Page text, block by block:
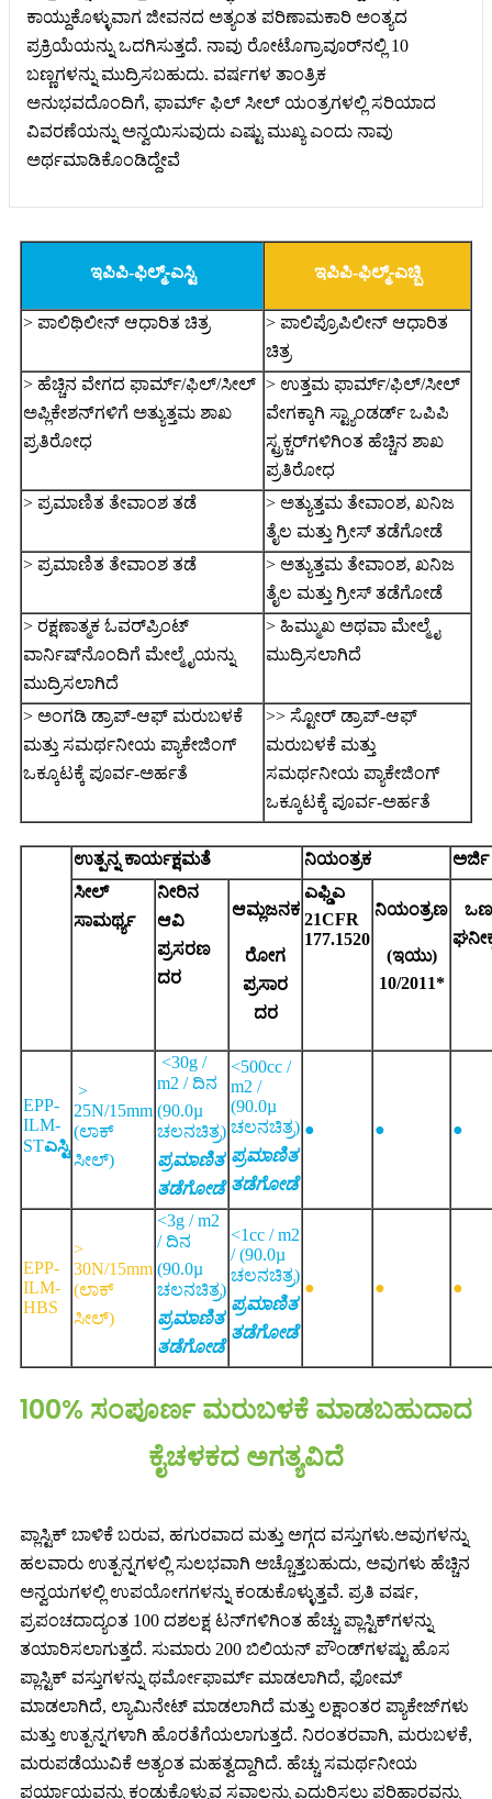
ಕಾಯ್ದುಕೊಳ್ಳುವಾಗ ಜೀವನದ ಅತ್ಯಂತ ಪರಿಣಾಮಕಾರಿ ಅಂತ್ಯದ
ಪ್ರಕ್ರಿಯೆಯನ್ನು ಒದಗಿಸುತ್ತದೆ. ನಾವು ರೋಟೊಗ್ರಾವೂರ್‌ನಲ್ಲಿ 10
ಬಣ್ಣಗಳನ್ನು ಮುದ್ರಿಸಬಹುದು. ವರ್ಷಗಳ ತಾಂತ್ರಿಕ
ಅನುಭವದೊಂದಿಗೆ, ಫಾರ್ಮ್ ಫಿಲ್ ಸೀಲ್ ಯಂತ್ರಗಳಲ್ಲಿ ಸರಿಯಾದ
ವಿವರಣೆಯನ್ನು ಅನ್ವಯಿಸುವುದು ಎಷ್ಟು ಮುಖ್ಯ ಎಂದು ನಾವು
ಅರ್ಥಮಾಡಿಕೊಂಡಿದ್ದೇವೆ
ಇಪಿಪಿ-ಫಿಲ್ಮ್-ಎಸ್ಟಿ ಇಪಿಪಿ-ಫಿಲ್ಮ್-ಎಚ್ಬಿ
> ಪಾಲಿಥಿಲೀನ್ ಆಧಾರಿತ ಚಿತ್ರ
> ಪಾಲಿಪ್ರೊಪಿಲೀನ್ ಆಧಾರಿತ
ಚಿತ್ರ
> ಹೆಚ್ಚಿನ ವೇಗದ ಫಾರ್ಮ್/ಫಿಲ್/ಸೀಲ್
ಅಪ್ಲಿಕೇಶನ್‌ಗಳಿಗೆ ಅತ್ಯುತ್ತಮ ಶಾಖ
ಪ್ರತಿರೋಧ
> ಉತ್ತಮ ಫಾರ್ಮ್/ಫಿಲ್/ಸೀಲ್
ವೇಗಕ್ಕಾಗಿ ಸ್ಟ್ಯಾಂಡರ್ಡ್ ಒಪಿಪಿ
ಸ್ಟ್ರಕ್ಚರ್‌ಗಳಿಗಿಂತ ಹೆಚ್ಚಿನ ಶಾಖ
ಪ್ರತಿರೋಧ
> ಪ್ರಮಾಣಿತ ತೇವಾಂಶ ತಡೆ
> ಅತ್ಯುತ್ತಮ ತೇವಾಂಶ, ಖನಿಜ
ತೈಲ ಮತ್ತು ಗ್ರೀಸ್ ತಡೆಗೋಡೆ
> ಪ್ರಮಾಣಿತ ತೇವಾಂಶ ತಡೆ
> ಅತ್ಯುತ್ತಮ ತೇವಾಂಶ, ಖನಿಜ
ತೈಲ ಮತ್ತು ಗ್ರೀಸ್ ತಡೆಗೋಡೆ
> ರಕ್ಷಣಾತ್ಮಕ ಓವರ್‌ಪ್ರಿಂಟ್
ವಾರ್ನಿಷ್‌ನೊಂದಿಗೆ ಮೇಲ್ಮೈಯನ್ನು
ಮುದ್ರಿಸಲಾಗಿದೆ
> ಹಿಮ್ಮುಖ ಅಥವಾ ಮೇಲ್ಮೈ
ಮುದ್ರಿಸಲಾಗಿದೆ
> ಅಂಗಡಿ ಡ್ರಾಪ್-ಆಫ್ ಮರುಬಳಕೆ
ಮತ್ತು ಸಮರ್ಥನೀಯ ಪ್ಯಾಕೇಜಿಂಗ್
ಒಕ್ಕೂಟಕ್ಕೆ ಪೂರ್ವ-ಅರ್ಹತೆ
>> ಸ್ಟೋರ್ ಡ್ರಾಪ್-ಆಫ್
ಮರುಬಳಕೆ ಮತ್ತು
ಸಮರ್ಥನೀಯ ಪ್ಯಾಕೇಜಿಂಗ್
ಒಕ್ಕೂಟಕ್ಕೆ ಪೂರ್ವ-ಅರ್ಹತೆ
ಉತ್ಪನ್ನ ಕಾರ್ಯಕ್ಷಮತೆ ನಿಯಂತ್ರಕ
ಅರ್ಜಿ
ಸೀಲ್
ಸಾಮರ್ಥ್ಯ
ನೀರಿನ
ಆವಿ
ಪ್ರಸರಣ
ದರ
ಆಮ್ಲಜನಕ
ರೋಗ
ಪ್ರಸಾರ
ದರ
ಎಫ್ಡಿಎ
21CFR
177.1520
ನಿಯಂತ್ರಣ
(ಇಯು)
10/2011*
EPP-
ILM-
STಎಸ್ಟಿ
>
25N/15mm
(ಲಾಕ್
ಸೀಲ್)
<30g /
m2 / ದಿನ
(90.0µ
ಚಲನಚಿತ್ರ)
ಪ್ರಮಾಣಿತ
ತಡೆಗೋಡೆ
<500cc /
m2 /
(90.0µ
ಚಲನಚಿತ್ರ)
ಪ್ರಮಾಣಿತ
ತಡೆಗೋಡೆ
● ● ●
EPP-
ILM-
HBS
>
30N/15mm
(ಲಾಕ್
ಸೀಲ್)
<3g / m2
/ ದಿನ
(90.0µ
ಚಲನಚಿತ್ರ)
ಪ್ರಮಾಣಿತ
ತಡೆಗೋಡೆ
<1cc / m2
/ (90.0µ
ಚಲನಚಿತ್ರ)
ಪ್ರಮಾಣಿತ
ತಡೆಗೋಡೆ
● ● ●
100% ಸಂಪೂರ್ಣ ಮರುಬಳಕೆ ಮಾಡಬಹುದಾದ
ಕೈಚಳಕದ ಅಗತ್ಯವಿದೆ
ಪ್ಲಾಸ್ಟಿಕ್ ಬಾಳಿಕೆ ಬರುವ, ಹಗುರವಾದ ಮತ್ತು ಅಗ್ಗದ ವಸ್ತುಗಳು.ಅವುಗಳನ್ನು
ಹಲವಾರು ಉತ್ಪನ್ನಗಳಲ್ಲಿ ಸುಲಭವಾಗಿ ಅಚ್ಚೊತ್ತಬಹುದು, ಅವುಗಳು ಹೆಚ್ಚಿನ
ಅನ್ವಯಗಳಲ್ಲಿ ಉಪಯೋಗಗಳನ್ನು ಕಂಡುಕೊಳ್ಳುತ್ತವೆ. ಪ್ರತಿ ವರ್ಷ,
ಪ್ರಪಂಚದಾದ್ಯಂತ 100 ದಶಲಕ್ಷ ಟನ್‌ಗಳಿಗಿಂತ ಹೆಚ್ಚು ಪ್ಲಾಸ್ಟಿಕ್‌ಗಳನ್ನು
ತಯಾರಿಸಲಾಗುತ್ತದೆ. ಸುಮಾರು 200 ಬಿಲಿಯನ್ ಪೌಂಡ್‌ಗಳಷ್ಟು ಹೊಸ
ಪ್ಲಾಸ್ಟಿಕ್ ವಸ್ತುಗಳನ್ನು ಥರ್ಮೋಫಾರ್ಮ್ ಮಾಡಲಾಗಿದೆ, ಫೋಮ್
ಮಾಡಲಾಗಿದೆ, ಲ್ಯಾಮಿನೇಟ್ ಮಾಡಲಾಗಿದೆ ಮತ್ತು ಲಕ್ಷಾಂತರ ಪ್ಯಾಕೇಜ್‌ಗಳು
ಮತ್ತು ಉತ್ಪನ್ನಗಳಾಗಿ ಹೊರತೆಗೆಯಲಾಗುತ್ತದೆ. ನಿರಂತರವಾಗಿ, ಮರುಬಳಕೆ,
ಮರುಪಡೆಯುವಿಕೆ ಅತ್ಯಂತ ಮಹತ್ವದ್ದಾಗಿದೆ. ಹೆಚ್ಚು ಸಮರ್ಥನೀಯ
ಪರ್ಯಾಯವನ್ನು ಕಂಡುಕೊಳ್ಳುವ ಸವಾಲನ್ನು ಎದುರಿಸಲು ಪರಿಹಾರವನ್ನು